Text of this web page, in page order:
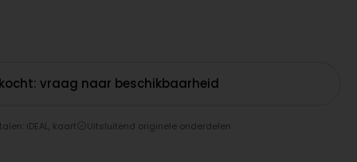
vraag naar beschikbaarheid
iDEAL, kaart Uitsluitend originele onderdelen